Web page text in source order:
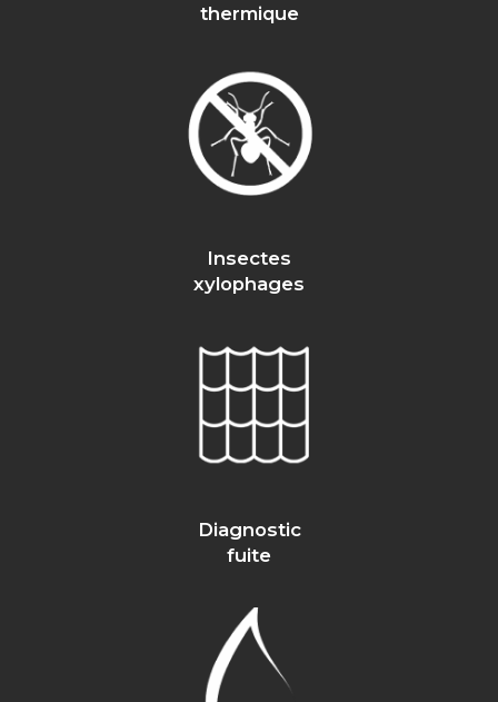
thermique
Insectes
xylophages
Diagnostic
fuite